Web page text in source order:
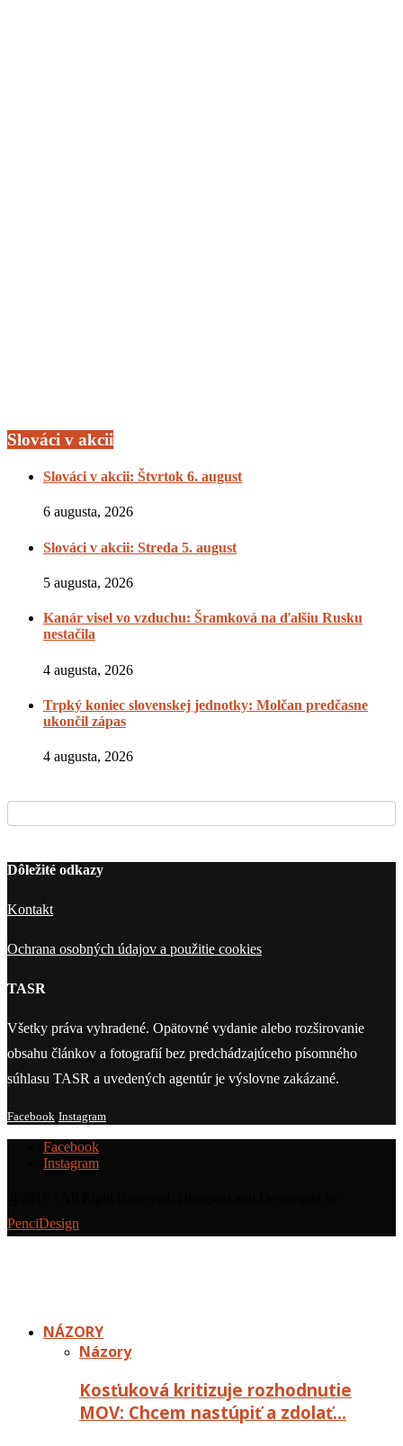
Slováci v akcii
Slováci v akcii: Štvrtok 6. august
6 augusta, 2026
Slováci v akcii: Streda 5. august
5 augusta, 2026
Kanár visel vo vzduchu: Šramková na ďalšiu Rusku
nestačila
4 augusta, 2026
Trpký koniec slovenskej jednotky: Molčan predčasne
ukončil zápas
4 augusta, 2026
Dôležité odkazy
Kontakt
Ochrana osobných údajov a použitie cookies
TASR
Všetky práva vyhradené. Opätovné vydanie alebo rozširovanie
obsahu článkov a fotografií bez predchádzajúceho písomného
súhlasu TASR a uvedených agentúr je výslovne zakázané.
Facebook Instagram
Facebook
Instagram
PenciDesign
NÁZORY
Názory
Kosťuková kritizuje rozhodnutie
MOV: Chcem nastúpiť a zdolať…